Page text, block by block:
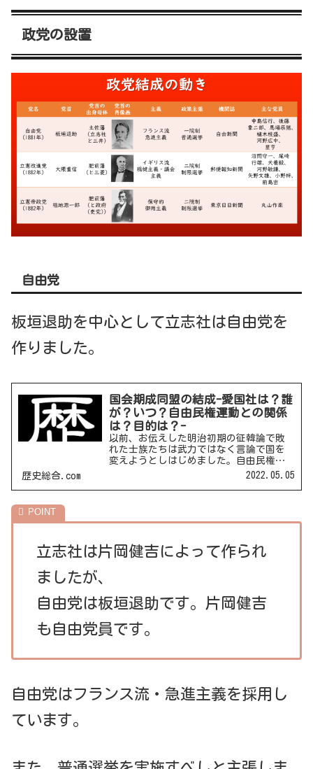
政党の設置
自由党
板垣退助を中心として立志社は自由党を
作りました。
国会期成同盟の結成-愛国社は？誰
が？いつ？自由民権運動との関係
は？目的は？-
以前、お伝えした明治初期の征韓論で敗
れた士族たちは武力ではなく言論で国を
変えようとしはじめました。自由民権運
動/今回はその続きです。自由民権運動の
白書が出されました。この建白書を立志
歴史総合.com 2022.05.05
立志社は片岡健吉によって作られ
ましたが、
自由党は板垣退助です。片岡健吉
も自由党員です。
自由党はフランス流・急進主義を採用し
ています。